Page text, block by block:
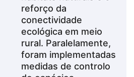
reforço da
conectividade
ecológica em meio
rural. Paralelamente,
foram implementadas
medidas de controlo